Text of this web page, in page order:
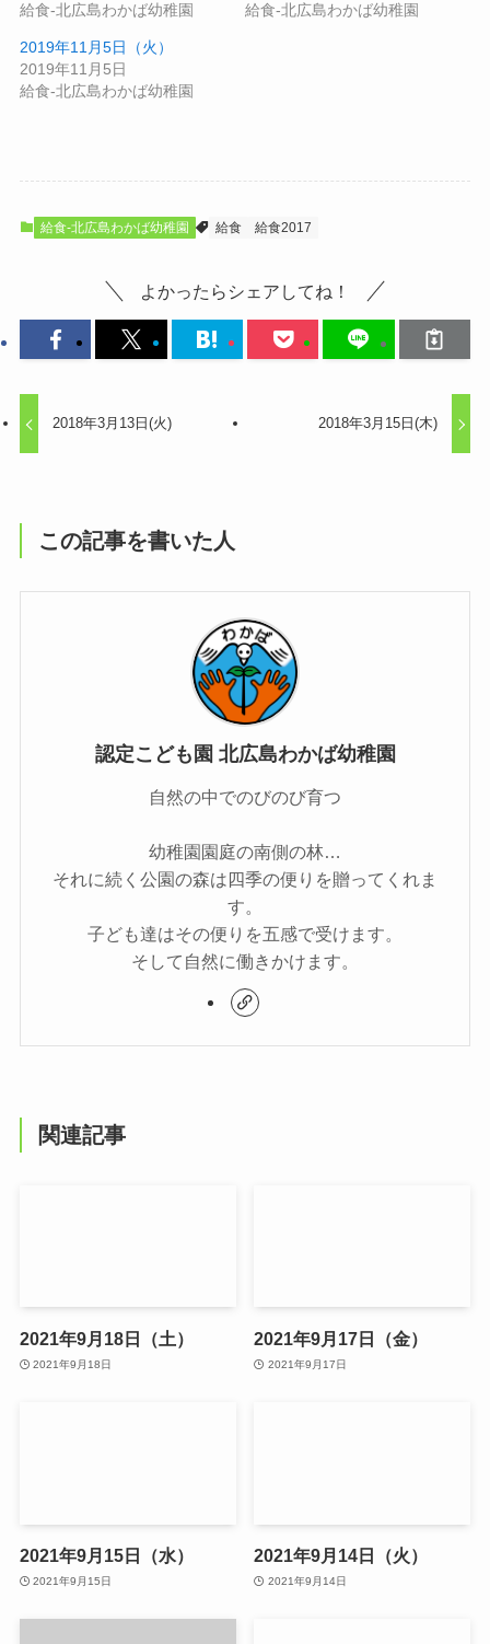
給食-北広島わかば幼稚園 給食-北広島わかば幼稚園
2019年11月5日（火）
2019年11月5日
給食-北広島わかば幼稚園
給食-北広島わかば幼稚園 給食 給食2017
よかったらシェアしてね！
2018年3月13日(火) 2018年3月15日(木)
この記事を書いた人
認定こども園 北広島わかば幼稚園
自然の中でのびのび育つ
幼稚園園庭の南側の林…
それに続く公園の森は四季の便りを贈ってくれま
す。
子ども達はその便りを五感で受けます。
そして自然に働きかけます。
関連記事
2021年9月18日（土）
2021年9月18日
2021年9月17日（金）
2021年9月17日
2021年9月15日（水）
2021年9月15日
2021年9月14日（火）
2021年9月14日